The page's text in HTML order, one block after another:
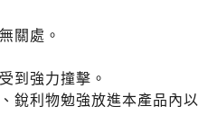
關處。
到強力撞擊。
銳利物勉強放進本產品內以